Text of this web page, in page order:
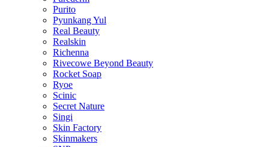
Purito
Pyunkang Yul
Real Beauty
Realskin
Richenna
Rivecowe Beyond Beauty
Rocket Soap
Ryoe
Scinic
Secret Nature
Singi
Skin Factory
Skinmakers